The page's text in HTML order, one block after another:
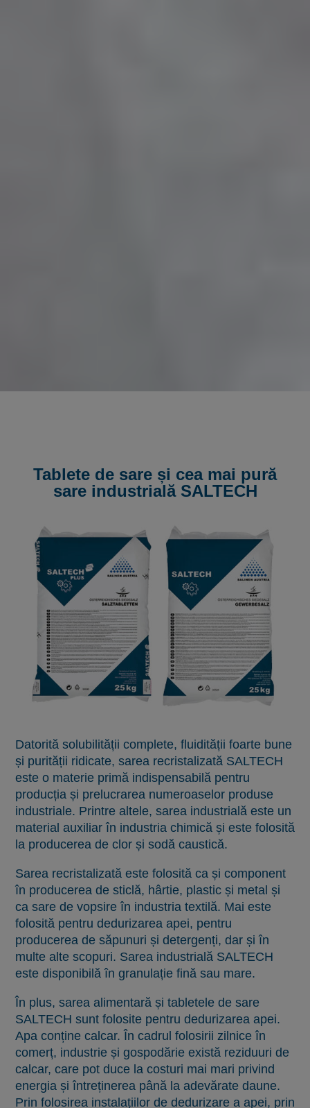
Tablete de sare și cea mai pură
sare industrială SALTECH
Datorită solubilității complete, fluidității foarte bune
și purității ridicate, sarea recristalizată SALTECH
este o materie primă indispensabilă pentru
producția și prelucrarea numeroaselor produse
industriale. Printre altele, sarea industrială este un
material auxiliar în industria chimică și este folosită
la producerea de clor și sodă caustică.
Sarea recristalizată este folosită ca și component
în producerea de sticlă, hârtie, plastic și metal și
ca sare de vopsire în industria textilă. Mai este
folosită pentru dedurizarea apei, pentru
producerea de săpunuri și detergenți, dar și în
multe alte scopuri. Sarea industrială SALTECH
este disponibilă în granulație fină sau mare.
În plus, sarea alimentară și tabletele de sare
SALTECH sunt folosite pentru dedurizarea apei.
Apa conține calcar. În cadrul folosirii zilnice în
comerț, industrie și gospodărie există reziduuri de
calcar, care pot duce la costuri mai mari privind
energia și întreținerea până la adevărate daune.
Prin folosirea instalațiilor de dedurizare a apei, prin